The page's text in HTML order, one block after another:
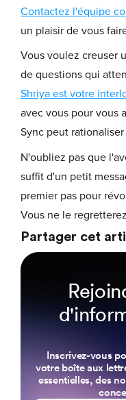
Contactez l'équipe
un plaisir de vous
Vous voulez creuser
de questions qui
Shriya est votre
avec vous pour vous
Sync peut
N'oubliez pas que
suffit d'un petit
premier pas pour
Vous ne le
Partager cet
Inscrivez-vous
votre boîte aux
essentielles, des